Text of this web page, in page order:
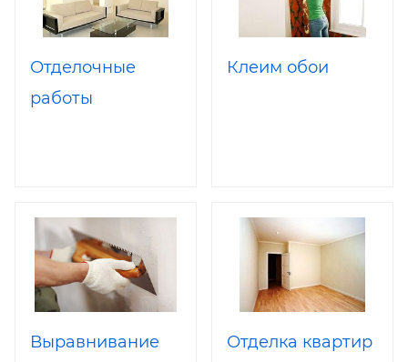
Отделочные
работы
Клеим обои
Выравнивание
Отделка квартир